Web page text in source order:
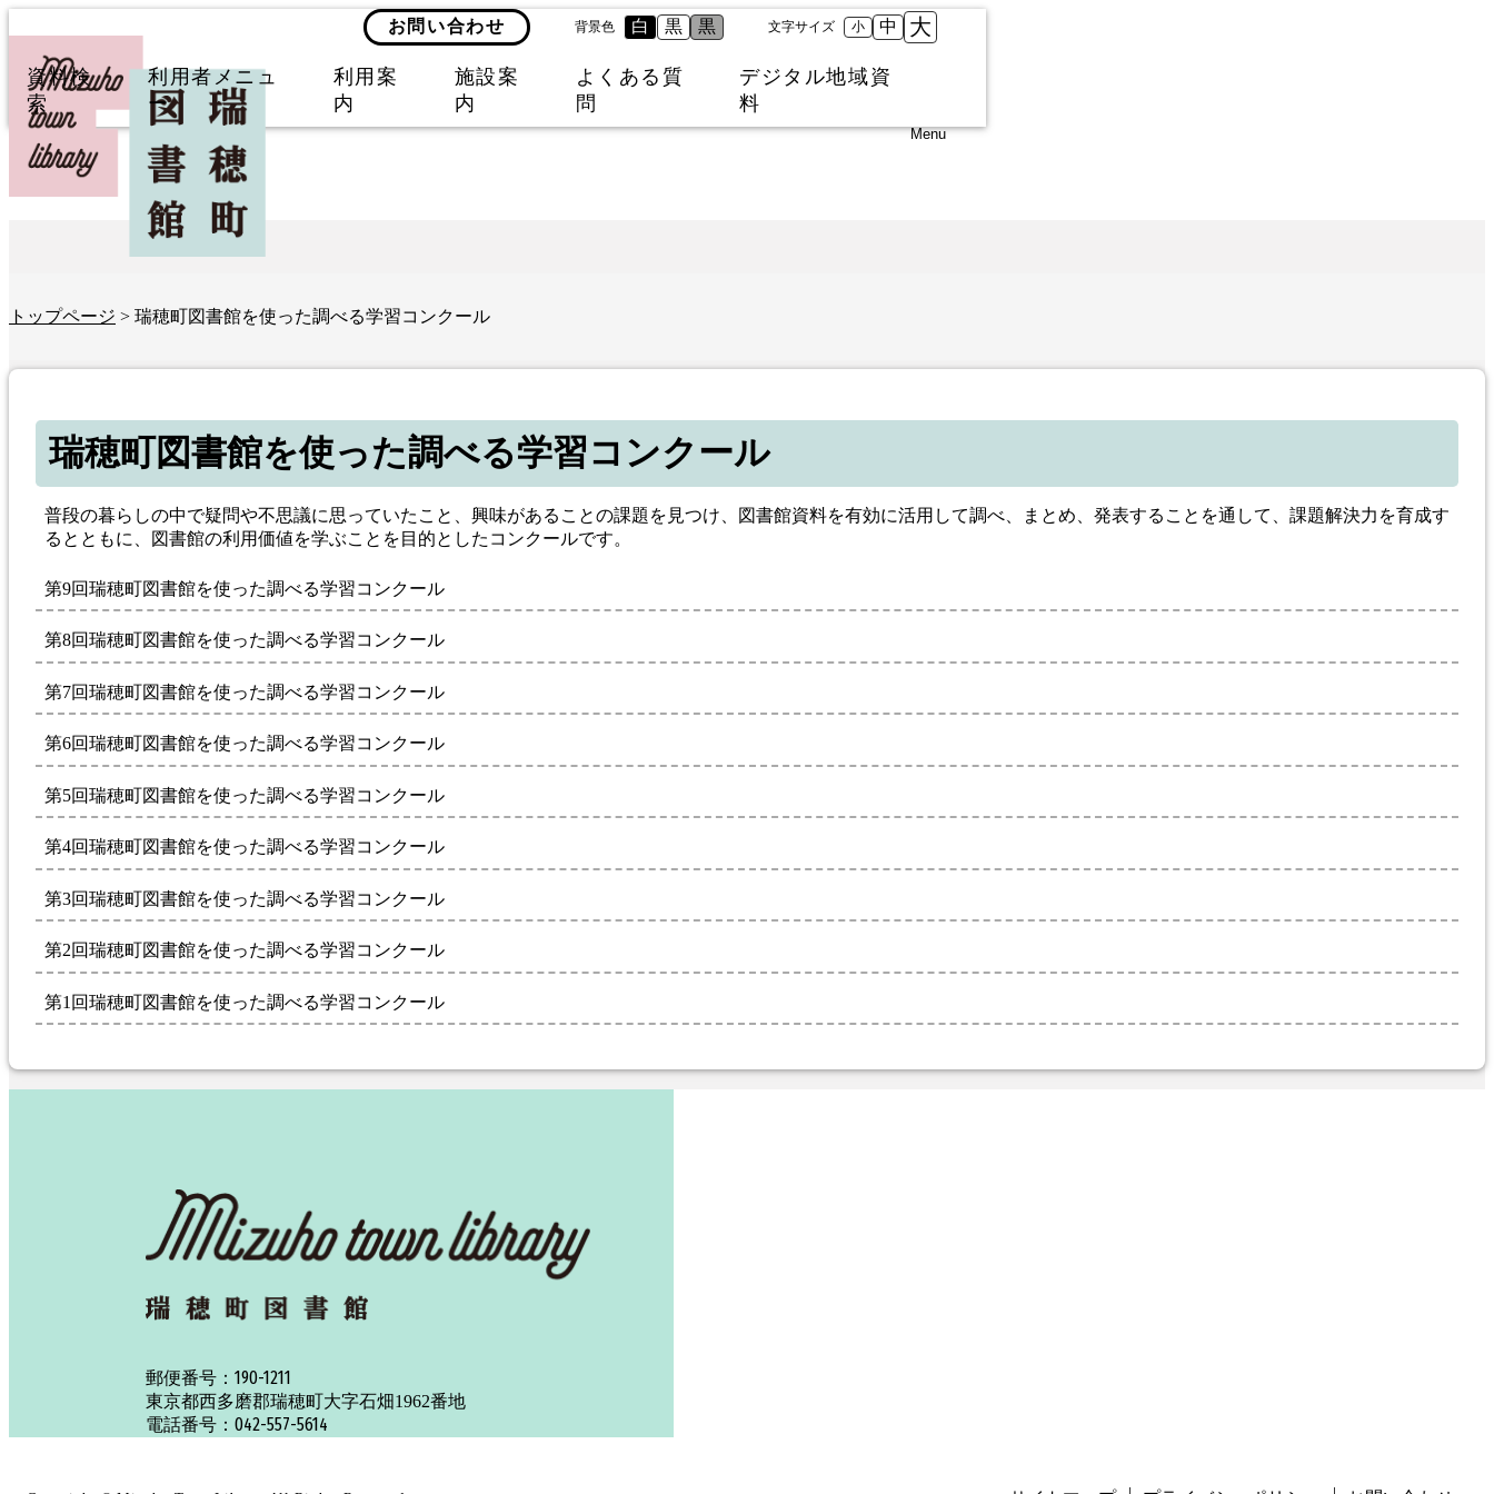
お問い合わせ 背景色 白 黒 黒 文字サイズ 小 中 大
資料検
索
利用者メニュ
ー
利用案
内
施設案
内
よくある質
問
デジタル地域資
料
Menu
トップページ > 瑞穂町図書館を使った調べる学習コンクール
瑞穂町図書館を使った調べる学習コンクール
普段の暮らしの中で疑問や不思議に思っていたこと、興味があることの課題を見つけ、図書館資料を有効に活用して調べ、まとめ、発表することを通して、課題解決力を育成す
るとともに、図書館の利用価値を学ぶことを目的としたコンクールです。
第9回瑞穂町図書館を使った調べる学習コンクール
第8回瑞穂町図書館を使った調べる学習コンクール
第7回瑞穂町図書館を使った調べる学習コンクール
第6回瑞穂町図書館を使った調べる学習コンクール
第5回瑞穂町図書館を使った調べる学習コンクール
第4回瑞穂町図書館を使った調べる学習コンクール
第3回瑞穂町図書館を使った調べる学習コンクール
第2回瑞穂町図書館を使った調べる学習コンクール
第1回瑞穂町図書館を使った調べる学習コンクール
郵便番号： 190-1211
東京都西多磨郡瑞穂町大字石畑1962番地
電話番号： 042-557-5614